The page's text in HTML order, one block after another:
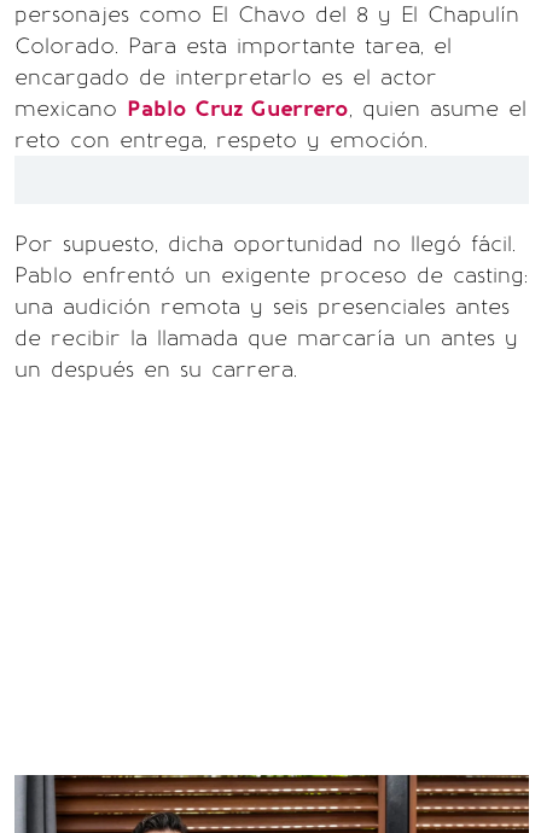
personajes como El Chavo del 8 y El Chapulín
Colorado. Para esta importante tarea, el
encargado de interpretarlo es el actor
mexicano Pablo Cruz Guerrero, quien asume el
reto con entrega, respeto y emoción.
Por supuesto, dicha oportunidad no llegó fácil.
Pablo enfrentó un exigente proceso de casting:
una audición remota y seis presenciales antes
de recibir la llamada que marcaría un antes y
un después en su carrera.